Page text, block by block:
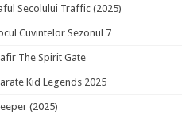
Secolului Traffic (2025)
Cuvintelor Sezonul 7
The Spirit Gate
Kid Legends 2025
(2025)